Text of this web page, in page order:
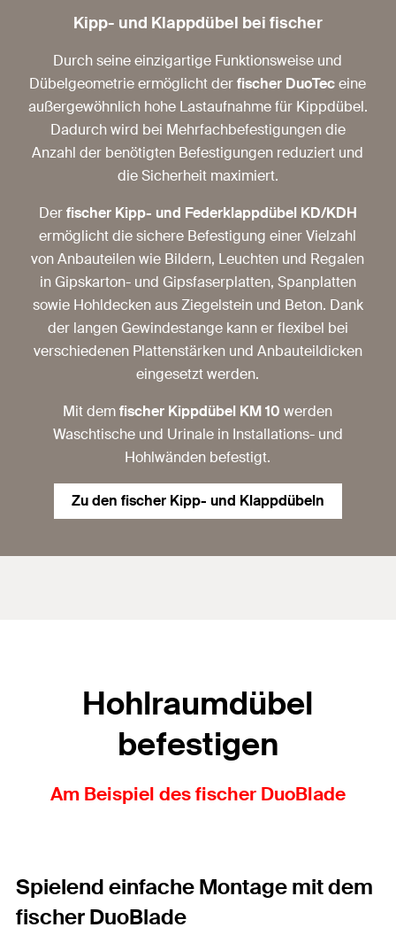
Kipp- und Klappdübel bei fischer
Durch seine einzigartige Funktionsweise und
Dübelgeometrie ermöglicht derfischer DuoTeceine
außergewöhnlich hohe Lastaufnahme für Kippdübel.
Dadurch wird bei Mehrfachbefestigungen die
Anzahl der benötigten Befestigungen reduziert und
die Sicherheit maximiert.
Derfischer Kipp- und Federklappdübel KD/KDH
ermöglicht die sichere Befestigung einer Vielzahl
von Anbauteilen wie Bildern, Leuchten und Regalen
in Gipskarton- und Gipsfaserplatten, Spanplatten
sowie Hohldecken aus Ziegelstein und Beton. Dank
der langen Gewindestange kann er flexibel bei
verschiedenen Plattenstärken und Anbauteildicken
eingesetzt werden.
Mit demfischer Kippdübel KM 10 werden
Waschtische und Urinale in Installations- und
Hohlwänden befestigt.
Zu den fischer Kipp- und Klappdübeln
Hohlraumdübel
befestigen
Am Beispiel des fischer DuoBlade
Spielend einfache Montage mit dem
fischer DuoBlade